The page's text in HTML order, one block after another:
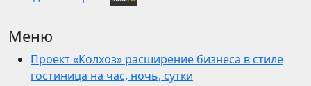
Меню
Проект «Колхоз» расширение бизнеса в стиле
гостиница на час, ночь, сутки